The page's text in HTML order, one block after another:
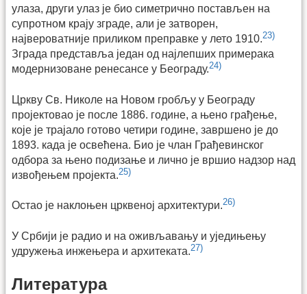
улаза, други улаз је био симетрично постављен на
супротном крају зграде, али је затворен,
највероватније приликом преправке у лето 1910.23)
Зграда представља један од најлепших примерака
модернизоване ренесансе у Београду.24)
Цркву Св. Николе на Новом гробљу у Београду
пројектовао је после 1886. године, а њено грађење,
које је трајало готово четири године, завршено је до
1893. када је освећена. Био је члан Грађевинског
одбора за њено подизање и лично је вршио надзор над
извођењем пројекта.25)
Остао је наклоњен црквеној архитектури.26)
У Србији је радио и на оживљавању и уједињењу
удружења инжењера и архитеката.27)
Литература